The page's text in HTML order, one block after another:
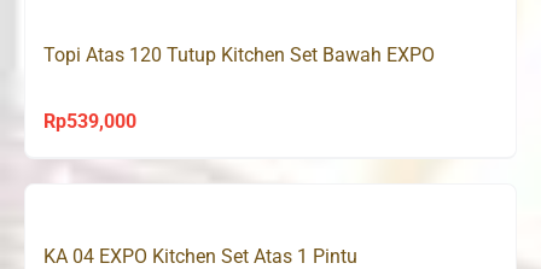
Topi Atas 120 Tutup Kitchen Set Bawah EXPO
Rp539,000
KA 04 EXPO Kitchen Set Atas 1 Pintu